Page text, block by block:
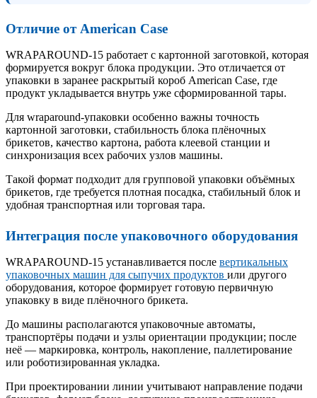
Отличие от American Case
WRAPAROUND-15 работает с картонной заготовкой, которая
формируется вокруг блока продукции. Это отличается от
упаковки в заранее раскрытый короб American Case, где
продукт укладывается внутрь уже сформированной тары.
Для wraparound-упаковки особенно важны точность
картонной заготовки, стабильность блока плёночных
брикетов, качество картона, работа клеевой станции и
синхронизация всех рабочих узлов машины.
Такой формат подходит для групповой упаковки объёмных
брикетов, где требуется плотная посадка, стабильный блок и
удобная транспортная или торговая тара.
Интеграция после упаковочного оборудования
WRAPAROUND-15 устанавливается после вертикальных
упаковочных машин для сыпучих продуктов или другого
оборудования, которое формирует готовую первичную
упаковку в виде плёночного брикета.
До машины располагаются упаковочные автоматы,
транспортёры подачи и узлы ориентации продукции; после
неё — маркировка, контроль, накопление, паллетирование
или роботизированная укладка.
При проектировании линии учитывают направление подачи